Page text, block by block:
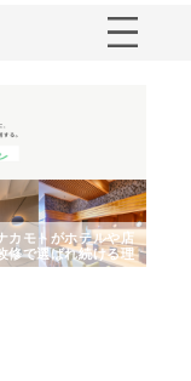
カモトがホテルや店
修で選ばれ続ける理